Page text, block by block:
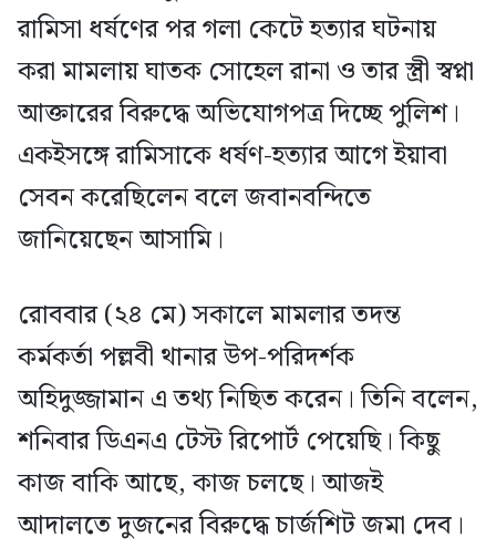
রামিসা ধর্ষণের পর গলা কেটে হত্যার ঘটনায়
করা মামলায় ঘাতক সোহেল রানা ও তার স্ত্রী স্বপ্না
আক্তারের বিরুদ্ধে অভিযোগপত্র দিচ্ছে পুলিশ।
একইসঙ্গে রামিসাকে ধর্ষণ-হত্যার আগে ইয়াবা
সেবন করেছিলেন বলে জবানবন্দিতে
জানিয়েছেন আসামি।
রোববার (২৪ মে) সকালে মামলার তদন্ত
কর্মকর্তা পল্লবী থানার উপ-পরিদর্শক
অহিদুজ্জামান এ তথ্য নিছিত করেন। তিনি বলেন,
শনিবার ডিএনএ টেস্ট রিপোর্ট পেয়েছি। কিছু
কাজ বাকি আছে, কাজ চলছে। আজই
আদালতে দুজনের বিরুদ্ধে চার্জশিট জমা দেব।